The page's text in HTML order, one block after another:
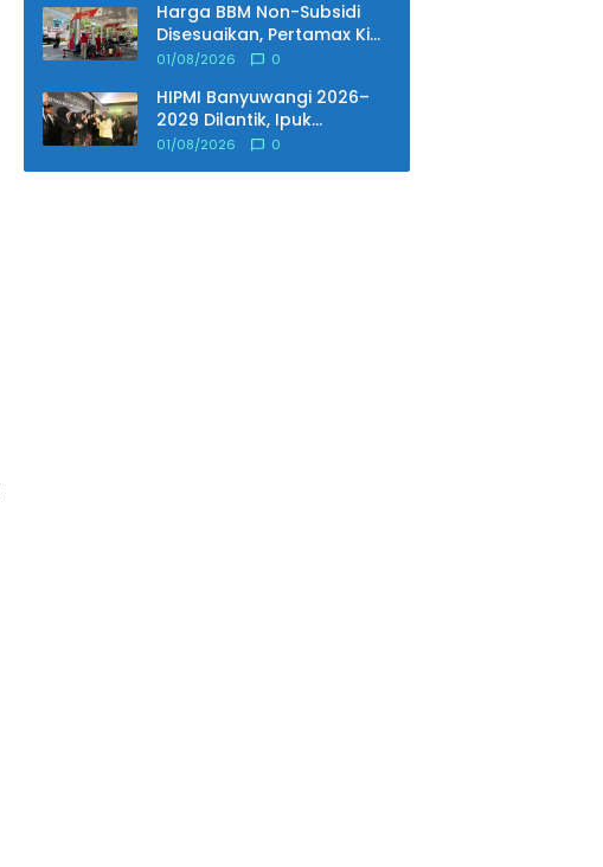
Harga BBM Non-Subsidi
Disesuaikan, Pertamax Kini
Dibanderol Rp15.950 per
01/08/2026 0
HIPMI Banyuwangi 2026–
2029 Dilantik, Ipuk
Tekankan Peran
01/08/2026 0